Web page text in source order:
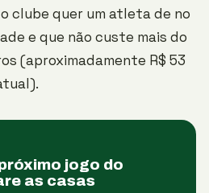
clube quer um atleta de no
e que não custe mais do
(aproximadamente R$ 53
jogo do
as casas